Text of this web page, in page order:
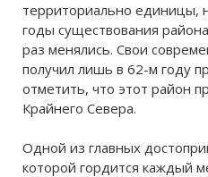
территориально единицы,
годы существования
раз менялись. Свои
получил лишь в 62-м году
отметить, что этот район
Крайнего Севера.
Одной из главных
которой гордится каждый